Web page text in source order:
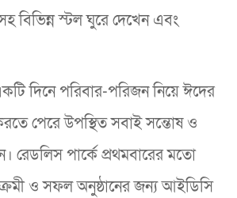
বিভিন্ন স্টল ঘুরে দেখেন এবং
দিনে পরিবার-পরিজন নিয়ে ঈদের
পেরে উপস্থিত সবাই সন্তোষ ও
রেডলিস পার্কে প্রথমবারের মতো
ও সফল অনুষ্ঠানের জন্য আইডিসি